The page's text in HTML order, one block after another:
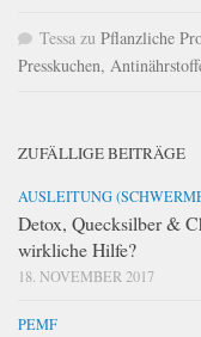
Tessa zu Pflanzliche
Presskuchen,
ZUFÄLLIGE BEITRÄGE
AUSLEITUNG
Detox, Quecksilber &
wirkliche Hilfe?
18. NOVEMBER 2017
PEMF